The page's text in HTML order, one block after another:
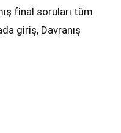
final soruları tüm
giriş, Davranış